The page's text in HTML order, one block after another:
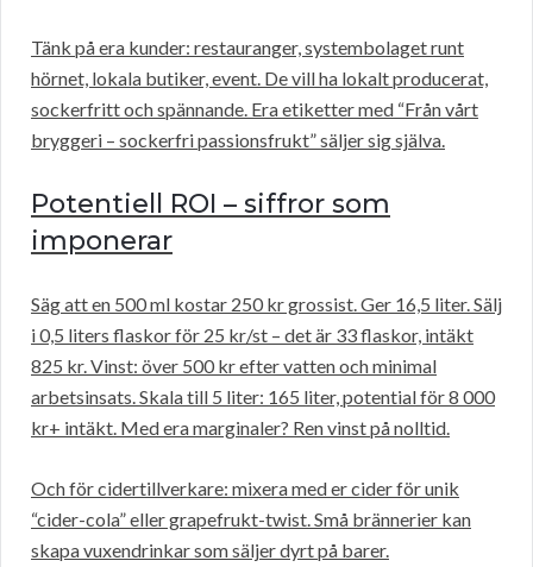
Tänk på era kunder: restauranger, systembolaget runt
hörnet, lokala butiker, event. De vill ha lokalt producerat,
sockerfritt och spännande. Era etiketter med “Från vårt
bryggeri – sockerfri passionsfrukt” säljer sig själva.
Potentiell ROI – siffror som
imponerar
Säg att en 500 ml kostar 250 kr grossist. Ger 16,5 liter. Sälj
i 0,5 liters flaskor för 25 kr/st – det är 33 flaskor, intäkt
825 kr. Vinst: över 500 kr efter vatten och minimal
arbetsinsats. Skala till 5 liter: 165 liter, potential för 8 000
kr+ intäkt. Med era marginaler? Ren vinst på nolltid.
Och för cidertillverkare: mixera med er cider för unik
“cider-cola” eller grapefrukt-twist. Små brännerier kan
skapa vuxendrinkar som säljer dyrt på barer.